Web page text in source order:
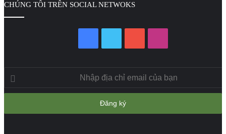
CHÚNG TÔI TRÊN SOCIAL NETWOKS
địa
bạn